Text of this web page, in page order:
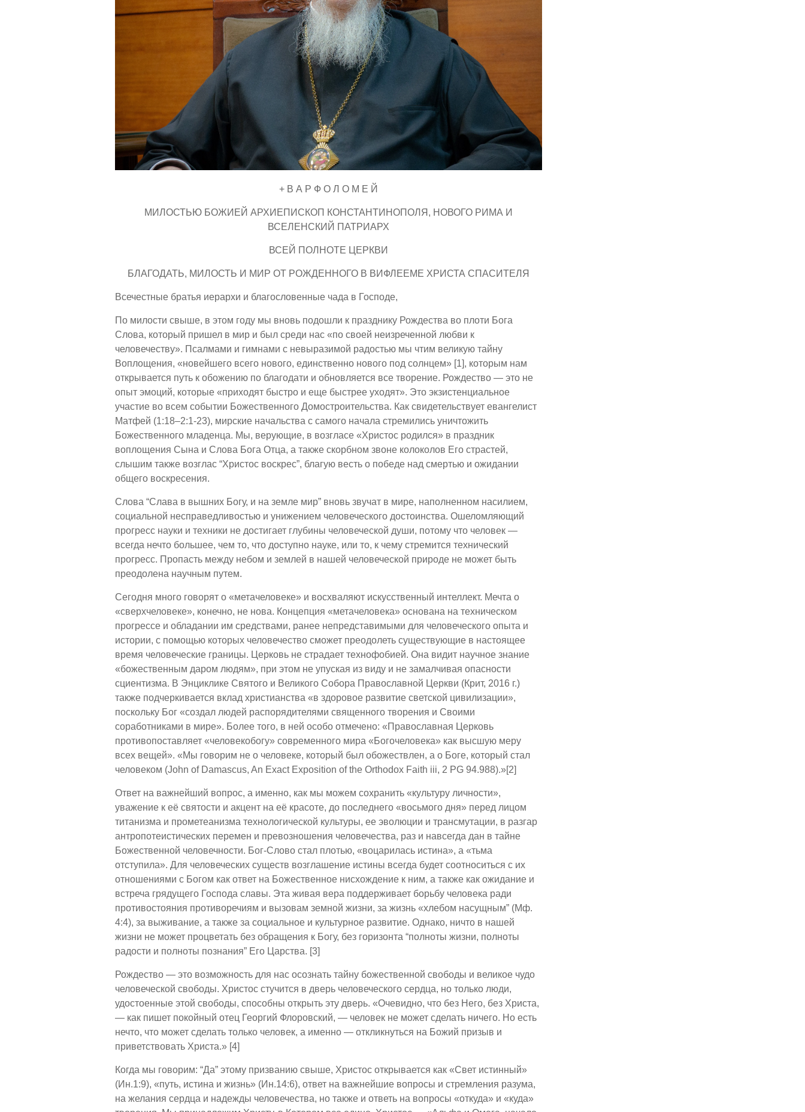
+ В А Р Ф О Л О М Е Й
МИЛОСТЬЮ БОЖИЕЙ АРХИЕПИСКОП КОНСТАНТИНОПОЛЯ, НОВОГО РИМА И
ВСЕЛЕНСКИЙ ПАТРИАРХ
ВСЕЙ ПОЛНОТЕ ЦЕРКВИ
БЛАГОДАТЬ, МИЛОСТЬ И МИР ОТ РОЖДЕННОГО В ВИФЛЕЕМЕ ХРИСТА СПАСИТЕЛЯ
Всечестные братья иерархи и благословенные чада в Господе,
По милости свыше, в этом году мы вновь подошли к празднику Рождества во плоти Бога
Слова, который пришел в мир и был среди нас «по своей неизреченной любви к
человечеству». Псалмами и гимнами с невыразимой радостью мы чтим великую тайну
Воплощения, «новейшего всего нового, единственно нового под солнцем» [1], которым нам
открывается путь к обожению по благодати и обновляется все творение. Рождество — это не
опыт эмоций, которые «приходят быстро и еще быстрее уходят». Это экзистенциальное
участие во всем событии Божественного Домостроительства. Как свидетельствует евангелист
Матфей (1:18–2:1-23), мирские начальства с самого начала стремились уничтожить
Божественного младенца. Мы, верующие, в возгласе «Христос родился» в праздник
воплощения Сына и Слова Бога Отца, а также скорбном звоне колоколов Его страстей,
слышим также возглас “Христос воскрес”, благую весть о победе над смертью и ожидании
общего воскресения.
Слова “Слава в вышних Богу, и на земле мир” вновь звучат в мире, наполненном насилием,
социальной несправедливостью и унижением человеческого достоинства. Ошеломляющий
прогресс науки и техники не достигает глубины человеческой души, потому что человек —
всегда нечто большее, чем то, что доступно науке, или то, к чему стремится технический
прогресс. Пропасть между небом и землей в нашей человеческой природе не может быть
преодолена научным путем.
Сегодня много говорят о «метачеловеке» и восхваляют искусственный интеллект. Мечта о
«сверхчеловеке», конечно, не нова. Концепция «метачеловека» основана на техническом
прогрессе и обладании им средствами, ранее непредставимыми для человеческого опыта и
истории, с помощью которых человечество сможет преодолеть существующие в настоящее
время человеческие границы. Церковь не страдает технофобией. Она видит научное знание
«божественным даром людям», при этом не упуская из виду и не замалчивая опасности
сциентизма. В Энциклике Святого и Великого Собора Православной Церкви (Крит, 2016 г.)
также подчеркивается вклад христианства «в здоровое развитие светской цивилизации»,
поскольку Бог «создал людей распорядителями священного творения и Своими
соработниками в мире». Более того, в ней особо отмечено: «Православная Церковь
противопоставляет «человекобогу» современного мира «Богочеловека» как высшую меру
всех вещей». «Мы говорим не о человеке, который был обожествлен, а о Боге, который стал
человеком (John of Damascus, An Exact Exposition of the Orthodox Faith iii, 2 PG 94.988).»[2]
Ответ на важнейший вопрос, а именно, как мы можем сохранить «культуру личности»,
уважение к её святости и акцент на её красоте, до последнего «восьмого дня» перед лицом
титанизма и прометеанизма технологической культуры, ее эволюции и трансмутации, в разгар
антропотеистических перемен и превозношения человечества, раз и навсегда дан в тайне
Божественной человечности. Бог-Слово стал плотью, «воцарилась истина», а «тьма
отступила». Для человеческих существ возглашение истины всегда будет соотноситься с их
отношениями с Богом как ответ на Божественное нисхождение к ним, а также как ожидание и
встреча грядущего Господа славы. Эта живая вера поддерживает борьбу человека ради
противостояния противоречиям и вызовам земной жизни, за жизнь «хлебом насущным” (Мф.
4:4), за выживание, а также за социальное и культурное развитие. Однако, ничто в нашей
жизни не может процветать без обращения к Богу, без горизонта “полноты жизни, полноты
радости и полноты познания” Его Царства. [3]
Рождество — это возможность для нас осознать тайну божественной свободы и великое чудо
человеческой свободы. Христос стучится в дверь человеческого сердца, но только люди,
удостоенные этой свободы, способны открыть эту дверь. «Очевидно, что без Него, без Христа,
— как пишет покойный отец Георгий Флоровский, — человек не может сделать ничего. Но есть
нечто, что может сделать только человек, а именно — откликнуться на Божий призыв и
приветствовать Христа.» [4]
Когда мы говорим: “Да” этому призванию свыше, Христос открывается как «Свет истинный»
(Ин.1:9), «путь, истина и жизнь» (Ин.14:6), ответ на важнейшие вопросы и стремления разума,
на желания сердца и надежды человечества, но также и ответь на вопросы «откуда» и «куда»